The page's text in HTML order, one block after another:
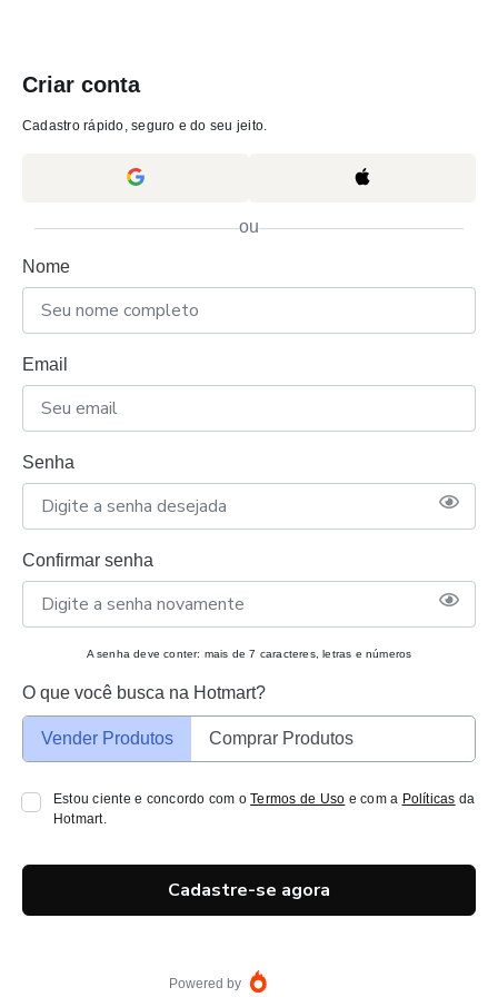
Criar conta
Cadastro rápido, seguro e do seu jeito.
ou
Nome
Email
Senha
Confirmar senha
A senha deve conter: mais de 7 caracteres, letras e números
O que você busca na Hotmart?
Vender Produtos Comprar Produtos
Estou ciente e concordo com oTermos de Uso e com a Políticas da
Hotmart.
Cadastre-se agora
Powered by